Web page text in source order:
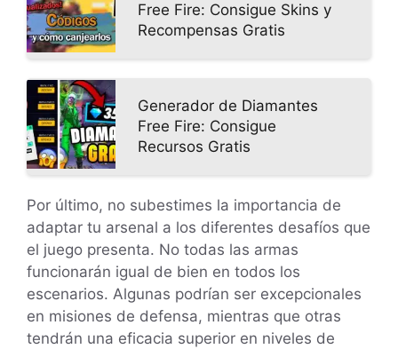
Free Fire: Consigue Skins y
Recompensas Gratis
Generador de Diamantes
Free Fire: Consigue
Recursos Gratis
Por último, no subestimes la importancia de
adaptar tu arsenal a los diferentes desafíos que
el juego presenta. No todas las armas
funcionarán igual de bien en todos los
escenarios. Algunas podrían ser excepcionales
en misiones de defensa, mientras que otras
tendrán una eficacia superior en niveles de